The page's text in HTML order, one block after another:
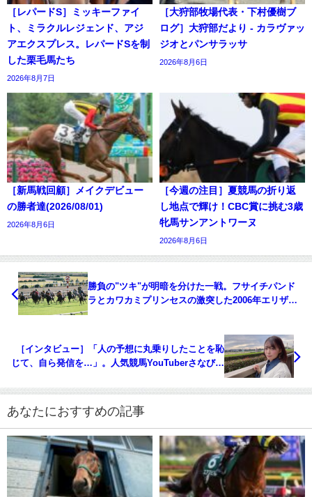
［レパードS］ミッキーファイ
ト、ミラクルレジェンド、アジ
アエクスプレス。レパードSを制
した栗毛馬たち
2026年8月7日
［大狩部牧場代表・下村優樹ブ
ログ］大狩部だより - カラヴァッ
ジオとパンサラッサ
2026年8月6日
［新馬戦回顧］メイクデビュー
の勝者達(2026/08/01)
2026年8月6日
［今週の注目］夏競馬の折り返
し地点で輝け！CBC賞に挑む3歳
牝馬サンアントワーヌ
2026年8月6日
勝負の"ツキ"が明暗を分けた一戦。フサイチパンド
ラとカワカミプリンセスの激突した2006年エリザベ
［インタビュー］「人の予想に丸乗りしたことを恥
じて、自ら発信を…」。人気競馬YouTuberさなびっ
あなたにおすすめの記事